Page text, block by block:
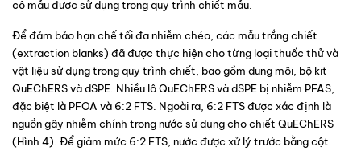
cô mẫu được sử dụng trong quy trình chiết mẫu.
Để đảm bảo hạn chế tối đa nhiễm chéo, các mẫu trắng chiết
(extraction blanks) đã được thực hiện cho từng loại thuốc thử và
vật liệu sử dụng trong quy trình chiết, bao gồm dung môi, bộ kit
QuEChERS và dSPE. Nhiều lô QuEChERS và dSPE bị nhiễm PFAS,
đặc biệt là PFOA và 6:2 FTS. Ngoài ra, 6:2 FTS được xác định là
nguồn gây nhiễm chính trong nước sử dụng cho chiết QuEChERS
(Hình 4). Để giảm mức 6:2 FTS, nước được xử lý trước bằng cột